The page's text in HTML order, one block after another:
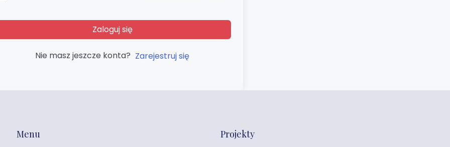
Zaloguj się
Nie masz jeszcze konta? Zarejestruj się
Menu Projekty